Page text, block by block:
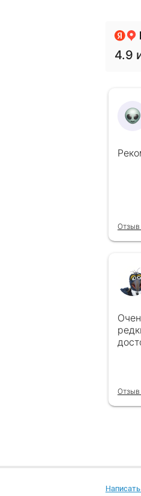
4.9
Отзыв
Отзыв